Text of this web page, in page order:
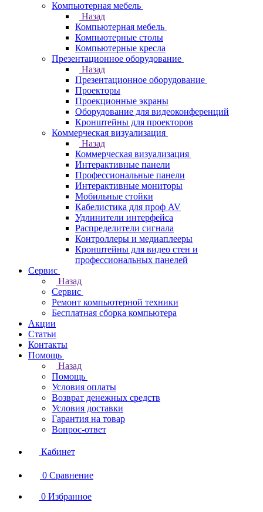
Компьютерная мебель
Назад
Компьютерная мебель
Компьютерные столы
Компьютерные кресла
Презентационное оборудование
Назад
Презентационное оборудование
Проекторы
Проекционные экраны
Оборудование для видеоконференций
Кронштейны для проекторов
Коммерческая визуализация
Назад
Коммерческая визуализация
Интерактивные панели
Профессиональные панели
Интерактивные мониторы
Мобильные стойки
Кабелистика для проф AV
Удлинители интерфейса
Распределители сигнала
Контроллеры и медиаплееры
Кронштейны для видео стен и
профессиональных панелей
Сервис
Назад
Сервис
Ремонт компьютерной техники
Бесплатная сборка компьютера
Акции
Статьи
Контакты
Помощь
Назад
Помощь
Условия оплаты
Возврат денежных средств
Условия доставки
Гарантия на товар
Вопрос-ответ
Кабинет
0 Сравнение
0 Избранное